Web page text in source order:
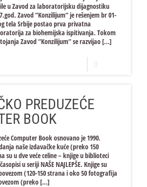
u Zavod za laboratorijsku dijagnostiku
Zavod “Konzilijum“ je rešenjem br 01-
tela Srbije postao prva privatna
za biohemijska ispitivanja. Tokom
Zavod “Konzilijum“ se razvijao […]
PREDUZEĆE
BOOK
Computer Book osnovano je 1990.
naše izdavačke kuće (preko 150
su u dve veće celine – knjige u biblioteci
u seriji NAŠE NAJLEPŠE. Knjige su
(120-150 strana i oko 50 fotografija
(preko […]